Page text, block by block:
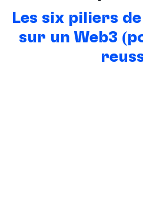
Les six piliers
sur un Web3